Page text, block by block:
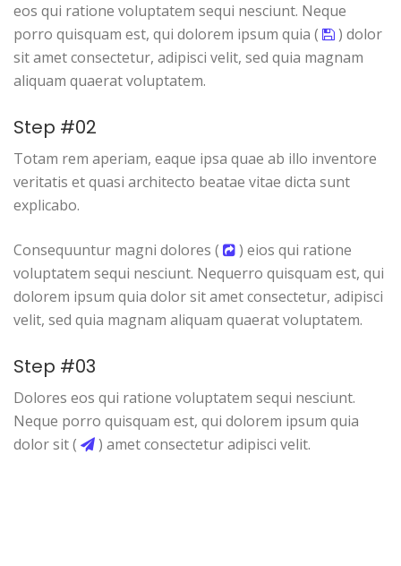
eos qui ratione voluptatem sequi nesciunt. Neque
porro quisquam est, qui dolorem ipsum quia (
) dolor
sit amet consectetur, adipisci velit, sed quia magnam
aliquam quaerat voluptatem.
Step #02
Totam rem aperiam, eaque ipsa quae ab illo inventore
veritatis et quasi architecto beatae vitae dicta sunt
explicabo.
Consequuntur magni dolores (
) eios qui ratione
voluptatem sequi nesciunt. Nequerro quisquam est, qui
dolorem ipsum quia dolor sit amet consectetur, adipisci
velit, sed quia magnam aliquam quaerat voluptatem.
Step #03
Dolores eos qui ratione voluptatem sequi nesciunt.
Neque porro quisquam est, qui dolorem ipsum quia
dolor sit (
) amet consectetur adipisci velit.